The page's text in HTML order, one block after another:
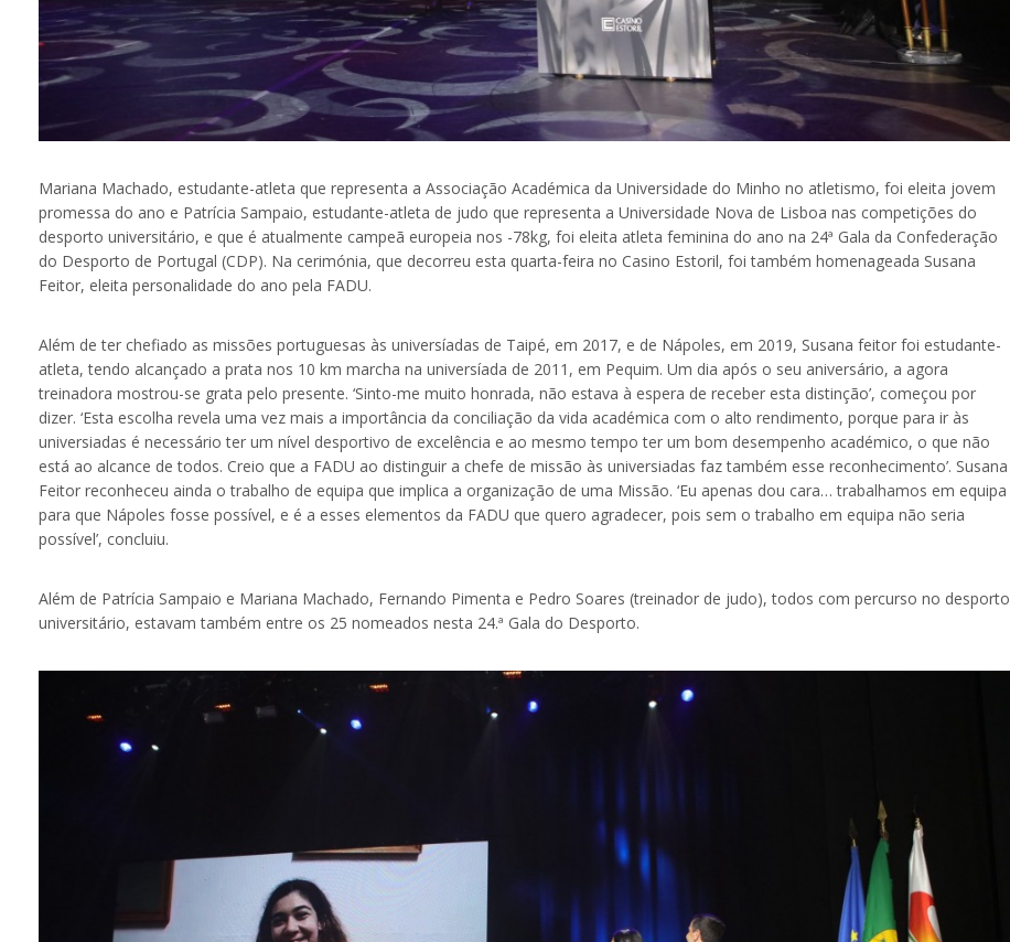
Mariana Machado, estudante-atleta que representa a Associação Académica da Universidade do Minho no atletismo, foi eleita jovem
promessa do ano e Patrícia Sampaio, estudante-atleta de judo que representa a Universidade Nova de Lisboa nas competições do
desporto universitário, e que é atualmente campeã europeia nos -78kg, foi eleita atleta feminina do ano na 24ª Gala da Confederação
do Desporto de Portugal (CDP). Na cerimónia, que decorreu esta quarta-feira no Casino Estoril, foi também homenageada Susana
Feitor, eleita personalidade do ano pela FADU.
Além de ter chefiado as missões portuguesas às universíadas de Taipé, em 2017, e de Nápoles, em 2019, Susana feitor foi estudante-
atleta, tendo alcançado a prata nos 10 km marcha na universíada de 2011, em Pequim. Um dia após o seu aniversário, a agora
treinadora mostrou-se grata pelo presente. ‘Sinto-me muito honrada, não estava à espera de receber esta distinção’, começou por
dizer. ‘Esta escolha revela uma vez mais a importância da conciliação da vida académica com o alto rendimento, porque para ir às
universiadas é necessário ter um nível desportivo de excelência e ao mesmo tempo ter um bom desempenho académico, o que não
está ao alcance de todos. Creio que a FADU ao distinguir a chefe de missão às universiadas faz também esse reconhecimento’. Susana
Feitor reconheceu ainda o trabalho de equipa que implica a organização de uma Missão. ‘Eu apenas dou cara… trabalhamos em equipa
para que Nápoles fosse possível, e é a esses elementos da FADU que quero agradecer, pois sem o trabalho em equipa não seria
possível’, concluiu.
Além de Patrícia Sampaio e Mariana Machado, Fernando Pimenta e Pedro Soares (treinador de judo), todos com percurso no desporto
universitário, estavam também entre os 25 nomeados nesta 24.ª Gala do Desporto.